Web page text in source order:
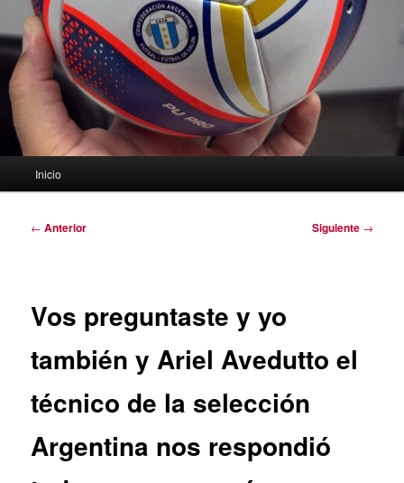
Inicio
Navegación
← Anterior Siguiente →
Vos preguntaste y yo
también y Ariel Avedutto el
técnico de la selección
Argentina nos respondió